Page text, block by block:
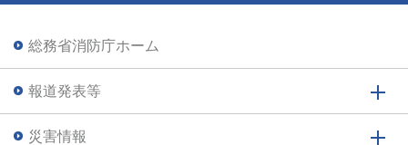
総務省消防庁ホーム
報道発表等
災害情報